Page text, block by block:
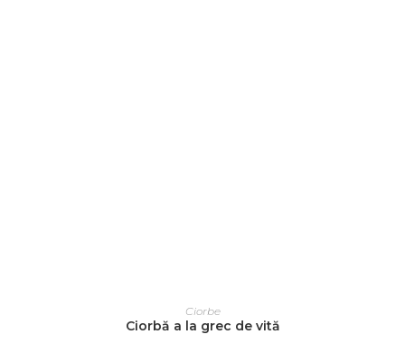
ADAUGĂ ÎN COȘ
Ciorbe
Ciorbă a la grec de vită